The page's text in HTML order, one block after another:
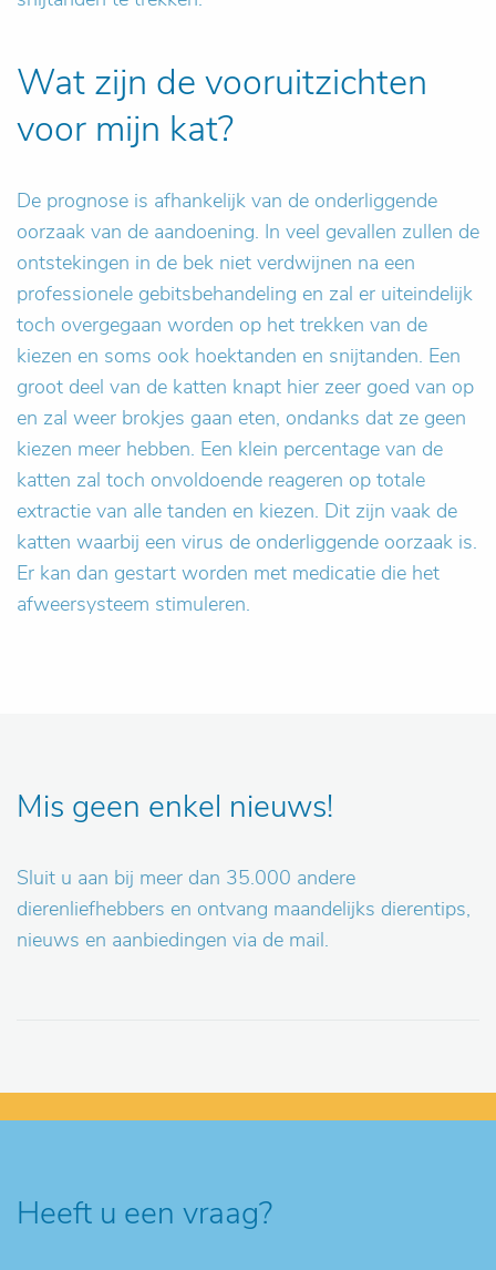
Wat zijn de vooruitzichten
voor mijn kat?
De prognose is afhankelijk van de onderliggende
oorzaak van de aandoening. In veel gevallen zullen de
ontstekingen in de bek niet verdwijnen na een
professionele gebitsbehandeling en zal er uiteindelijk
toch overgegaan worden op het trekken van de
kiezen en soms ook hoektanden en snijtanden. Een
groot deel van de katten knapt hier zeer goed van op
en zal weer brokjes gaan eten, ondanks dat ze geen
kiezen meer hebben. Een klein percentage van de
katten zal toch onvoldoende reageren op totale
extractie van alle tanden en kiezen. Dit zijn vaak de
katten waarbij een virus de onderliggende oorzaak is.
Er kan dan gestart worden met medicatie die het
afweersysteem stimuleren.
Mis geen enkel nieuws!
Sluit u aan bij meer dan 35.000 andere
dierenliefhebbers en ontvang maandelijks dierentips,
nieuws en aanbiedingen via de mail.
Heeft u een vraag?